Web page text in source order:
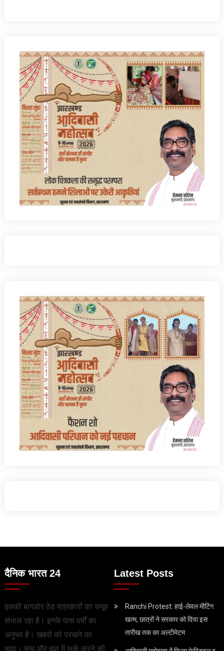
दैनिक भारत 24
इसकी बागडोर ठेठ पत्रकारों का समूह
संभाल रहा है। इनके पास वर्षों का
अनुभव है। खबरों को परखने का
मादा। सच और झूठ में फर्क करने की
Latest Posts
Ranchi Protest: हाई-लेवल मीटिंग
खत्म, छात्रों ने सरकार को दिया इस
तारीख तक का अल्टीमेटम